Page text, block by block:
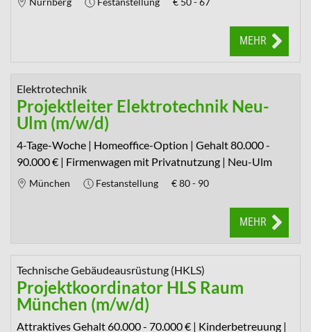
MEHR
Elektrotechnik
Projektleiter Elektrotechnik Neu-
Ulm (m/w/d)
4-Tage-Woche | Homeoffice-Option | Gehalt 80.000 -
90.000 € | Firmenwagen mit Privatnutzung | Neu-Ulm
München Festanstellung €80 - 90
MEHR
Technische Gebäudeausrüstung (HKLS)
Projektkoordinator HLS Raum
München (m/w/d)
Attraktives Gehalt 60.000 - 70.000 € | Kinderbetreuung |